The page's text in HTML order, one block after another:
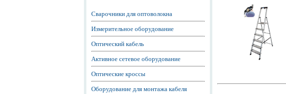
Сварочники для оптоволокна
Измерительное оборудование
Оптический кабель
Активное сетевое оборудование
Оптические кроссы
Оборудование для монтажа кабеля